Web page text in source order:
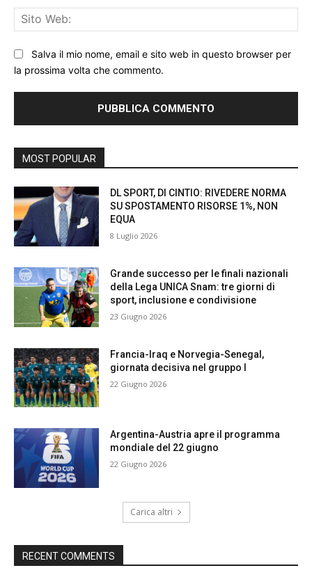
Salva il mio nome, email e sito web in questo browser per
la prossima volta che commento.
MOST POPULAR
DL SPORT, DI CINTIO: RIVEDERE NORMA
SU SPOSTAMENTO RISORSE 1%, NON
EQUA
8 Luglio 2026
Grande successo per le finali nazionali
della Lega UNICA Snam: tre giorni di
sport, inclusione e condivisione
23 Giugno 2026
Francia-Iraq e Norvegia-Senegal,
giornata decisiva nel gruppo I
22 Giugno 2026
Argentina-Austria apre il programma
mondiale del 22 giugno
22 Giugno 2026
Carica altri
RECENT COMMENTS